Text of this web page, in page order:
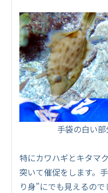
手袋の白い
特にカワハギとキタマ
突いて催促をします。
り身”にでも見えるので